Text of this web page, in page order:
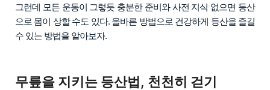
그런데 모든 운동이 그렇듯 충분한 준비와 사전 지식 없으면 등산
으로 몸이 상할 수도 있다. 올바른 방법으로 건강하게 등산을 즐길
수 있는 방법을 알아보자.
무릎을 지키는 등산법, 천천히 걷기